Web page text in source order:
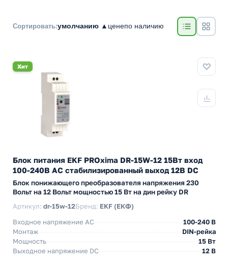
Сортировать:умолчанию ▲ ценепо наличию
Хит
Блок питания EKF PROxima DR-15W-12 15Вт вход
100-240В АС стабилизированный выход 12В DC
Блок понижающего преобразователя напряжения 230
Вольт на 12 Вольт мощностью 15 Вт на дин рейку DR
Артикул: dr-15w-12Бренд: EKF (ЕКФ)
Входное напряжение AC
100-240 В
Монтаж
DIN-рейка
Мощность
15 Вт
Выходное напряжение DC
12 В